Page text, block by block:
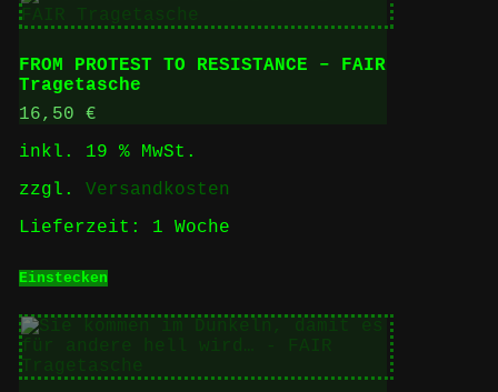
FROM PROTEST TO RESISTANCE – FAIR
Tragetasche
16,50 €
inkl. 19 % MwSt.
zzgl. Versandkosten
Lieferzeit: 1 Woche
Einstecken